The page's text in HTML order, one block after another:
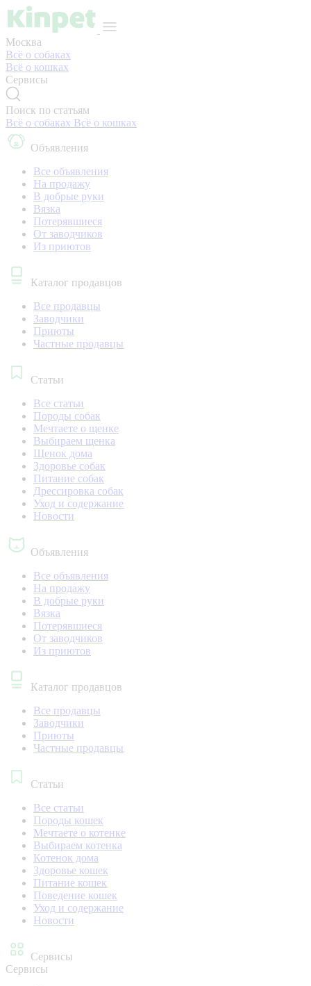
Москва
Всё о собаках
Всё о кошках
Сервисы
Поиск по статьям
Всё о собаках Всё о кошках
Объявления
Все объявления
На продажу
В добрые руки
Вязка
Потерявшиеся
От заводчиков
Из приютов
Каталог продавцов
Все продавцы
Заводчики
Приюты
Частные продавцы
Статьи
Все статьи
Породы собак
Мечтаете о щенке
Выбираем щенка
Щенок дома
Здоровье собак
Питание собак
Дрессировка собак
Уход и содержание
Новости
Объявления
Все объявления
На продажу
В добрые руки
Вязка
Потерявшиеся
От заводчиков
Из приютов
Каталог продавцов
Все продавцы
Заводчики
Приюты
Частные продавцы
Статьи
Все статьи
Породы кошек
Мечтаете о котенке
Выбираем котенка
Котенок дома
Здоровье кошек
Питание кошек
Поведение кошек
Уход и содержание
Новости
Сервисы
Сервисы